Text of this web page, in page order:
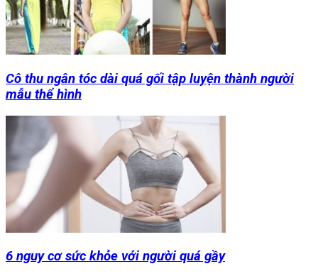
Cô thu ngân tóc dài quá gối tập luyện thành người
mẫu thể hình
6 nguy cơ sức khỏe với người quá gầy